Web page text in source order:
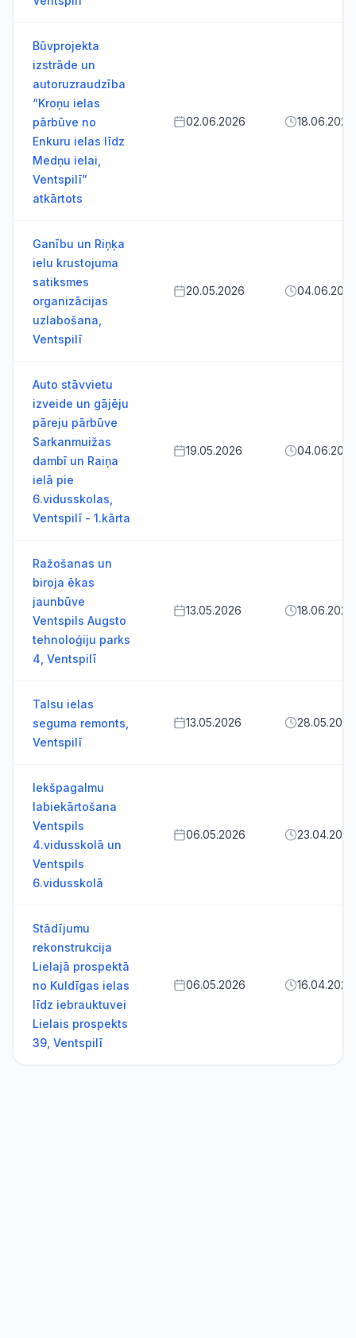
Būvprojekta
izstrāde un
autoruzraudzība
“Kroņu ielas
pārbūve no
Enkuru ielas līdz
Medņu ielai,
Ventspilī”
atkārtots
02.06.2026 18.06.2026
Ganību un Riņķa
ielu krustojuma
satiksmes
organizācijas
uzlabošana,
Ventspilī
20.05.2026
Auto stāvvietu
izveide un gājēju
pāreju pārbūve
Sarkanmuižas
dambī un Raiņa
ielā pie
6.vidusskolas,
Ventspilī - 1.kārta
19.05.2026
Ražošanas un
biroja ēkas
jaunbūve
Ventspils Augsto
tehnoloģiju parks
4, Ventspilī
13.05.2026 18.06.2026
Talsu ielas
seguma remonts,
Ventspilī
13.05.2026 28.05.2026
Iekšpagalmu
labiekārtošana
Ventspils
4.vidusskolā un
Ventspils
6.vidusskolā
06.05.2026 23.04.2026
Stādījumu
rekonstrukcija
Lielajā prospektā
no Kuldīgas ielas
līdz iebrauktuvei
Lielais prospekts
39, Ventspilī
06.05.2026 16.04.2026